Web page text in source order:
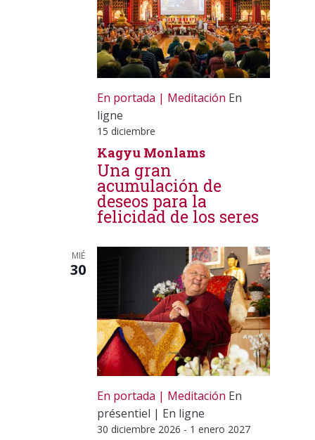
En portada Meditación En
ligne
15 diciembre
Kagyu Monlams
Una gran
acumulación de
deseos para la
felicidad de los seres
MIÉ
30
En portada Meditación En
présentiel | En ligne
30 diciembre 2026 - 1 enero 2027